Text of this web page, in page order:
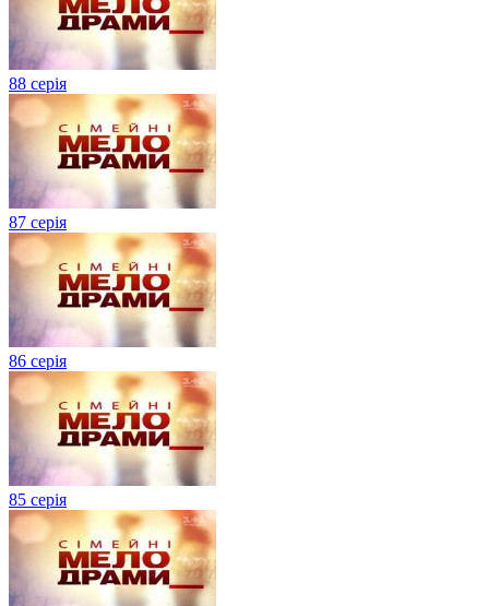
88 серія
87 серія
86 серія
85 серія